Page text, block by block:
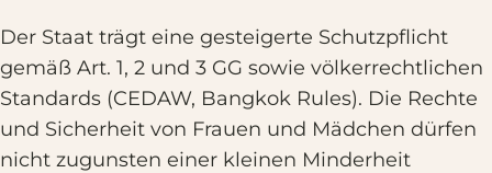
Der Staat trägt eine gesteigerte Schutzpflicht
gemäß Art. 1, 2 und 3 GG sowie völkerrechtlichen
Standards (CEDAW, Bangkok Rules). Die Rechte
und Sicherheit von Frauen und Mädchen dürfen
nicht zugunsten einer kleinen Minderheit